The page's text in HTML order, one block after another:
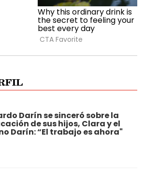
Darín se sinceró sobre la
de sus hijos, Clara y el
Darín: “El trabajo es ahora"